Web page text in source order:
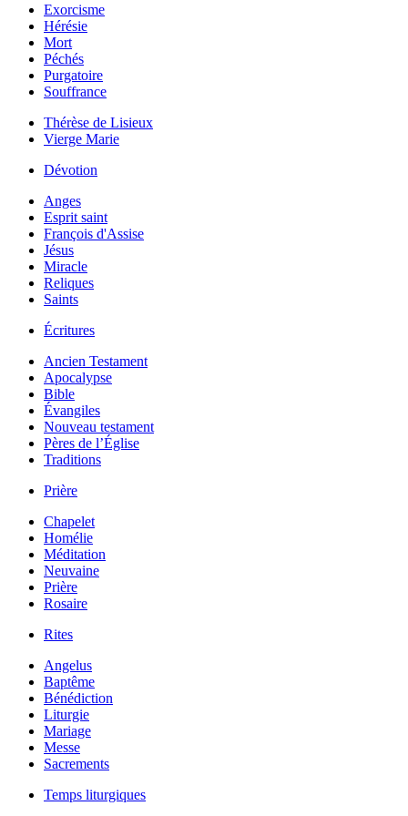
Exorcisme
Hérésie
Mort
Péchés
Purgatoire
Souffrance
Thérèse de Lisieux
Vierge Marie
Dévotion
Anges
Esprit saint
François d'Assise
Jésus
Miracle
Reliques
Saints
Écritures
Ancien Testament
Apocalypse
Bible
Évangiles
Nouveau testament
Pères de l’Église
Traditions
Prière
Chapelet
Homélie
Méditation
Neuvaine
Prière
Rosaire
Rites
Angelus
Baptême
Bénédiction
Liturgie
Mariage
Messe
Sacrements
Temps liturgiques